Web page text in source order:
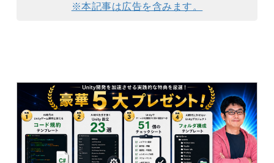
※本記事は広告を含みます。